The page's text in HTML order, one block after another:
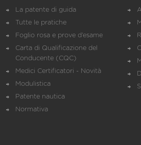
La patente di guida
Tutte le pratiche
Foglio rosa e prove d’esame
Carta di Qualificazione del
Conducente (CQC)
Medici Certificatori - Novità
Modulistica
Patente nautica
Normativa